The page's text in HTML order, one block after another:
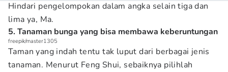
Hindari pengelompokan dalam angka selain tiga dan
lima ya, Ma.
5. Tanaman bunga yang bisa membawa keberuntungan
freepik/master1305
Taman yang indah tentu tak luput dari berbagai jenis
tanaman. Menurut Feng Shui, sebaiknya pilihlah